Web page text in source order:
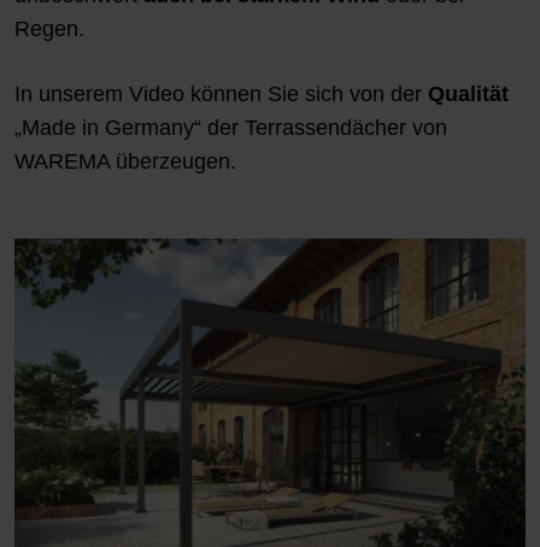
Regen.
In unserem Video können Sie sich von der Qualität
„Made in Germany“ der Terrassendächer von
WAREMA überzeugen.